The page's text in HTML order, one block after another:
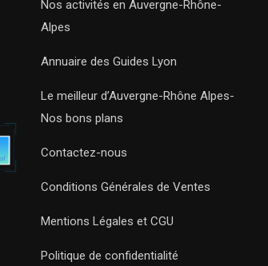
Nos activités en Auvergne-Rhône-
Alpes
Annuaire des Guides Lyon
Le meilleur d’Auvergne-Rhône Alpes-
Nos bons plans
Contactez-nous
Conditions Générales de Ventes
Mentions Légales et CGU
Politique de confidentialité